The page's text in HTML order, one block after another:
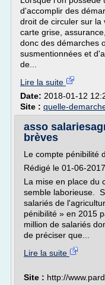
d'accomplir des
droit de circuler sur la
carte grise,
donc des démarches
susmentionnées et
de...
Lire la suite
Date: 2018-01-12
Site : quelle-
asso
brèves
Le compte pénibilité
Rédigé le 01-06-2017
La mise en place du
semble laborieuse.
salariés de
pénibilité » en 2015
million de salariés
de préciser que...
Lire la suite
Site : http://